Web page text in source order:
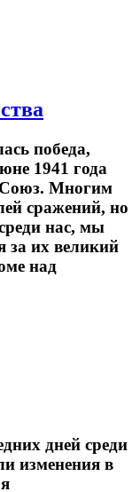
победа,
1941 года
Союз. Многим
сражений, но
нас, мы
за их великий
над
дней среди
изменения в